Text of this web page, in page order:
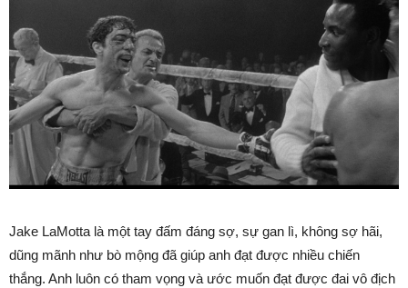
Jake LaMotta là một tay đấm đáng sợ, sự gan lì, không sợ hãi,
dũng mãnh như bò mộng đã giúp anh đạt được nhiều chiến
thắng. Anh luôn có tham vọng và ước muốn đạt được đai vô địch